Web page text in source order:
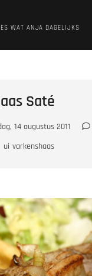
WAT ANJA DAGELIJKS
Saté
14 augustus 2011
ui varkenshaas